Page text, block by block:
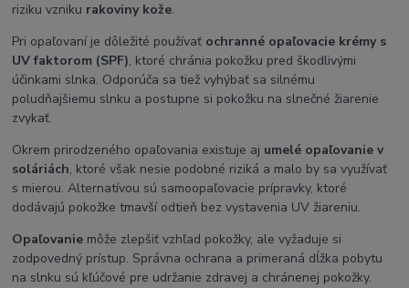
riziku vzniku rakoviny kože.
Pri opaľovaní je dôležité používať ochranné opaľovacie krémy s
UV faktorom (SPF), ktoré chránia pokožku pred škodlivými
účinkami slnka. Odporúča sa tiež vyhýbať sa silnému
poludňajšiemu slnku a postupne si pokožku na slnečné žiarenie
zvykať.
Okrem prirodzeného opaľovania existuje aj umelé opaľovanie v
soláriách, ktoré však nesie podobné riziká a malo by sa využívať
s mierou. Alternatívou sú samoopaľovacie prípravky, ktoré
dodávajú pokožke tmavší odtieň bez vystavenia UV žiareniu.
Opaľovanie môže zlepšiť vzhľad pokožky, ale vyžaduje si
zodpovedný prístup. Správna ochrana a primeraná dĺžka pobytu
na slnku sú kľúčové pre udržanie zdravej a chránenej pokožky.